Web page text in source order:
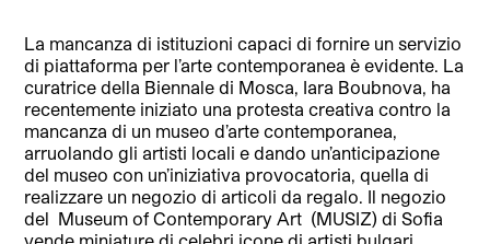
La mancanza di istituzioni capaci di fornire un servizio
di piattaforma per l’arte contemporanea è evidente. La
curatrice della Biennale di Mosca, Iara Boubnova, ha
recentemente iniziato una protesta creativa contro la
mancanza di un museo d’arte contemporanea,
arruolando gli artisti locali e dando un’anticipazione
del museo con un’iniziativa provocatoria, quella di
realizzare un negozio di articoli da regalo. Il negozio
del Museum of Contemporary Art (MUSIZ) di Sofia